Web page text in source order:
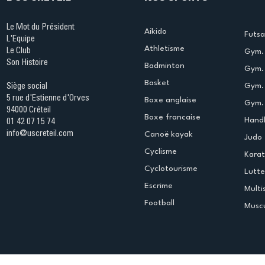
Le Mot du Président
L'Equipe
Le Club
Son Histoire
Siège social
5 rue d'Estienne d'Orves
94000 Créteil
01 42 07 15 74
info@uscreteil.com
Aikido
Athletisme
Badminton
Basket
Boxe anglaise
Boxe francaise
Canoë kayak
Cyclisme
Cyclotourisme
Escrime
Football
Judo
Lutte